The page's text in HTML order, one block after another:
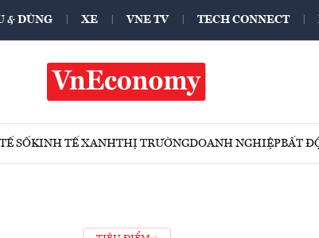
& DÙNG XE VNE TV TECH CONNECT
SỐKINH TẾ XANHTHỊ TRƯỜNGDOANH NGHIỆPBẤT